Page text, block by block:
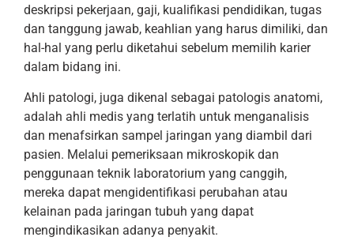
deskripsi pekerjaan, gaji, kualifikasi pendidikan, tugas
dan tanggung jawab, keahlian yang harus dimiliki, dan
hal-hal yang perlu diketahui sebelum memilih karier
dalam bidang ini.
Ahli patologi, juga dikenal sebagai patologis anatomi,
adalah ahli medis yang terlatih untuk menganalisis
dan menafsirkan sampel jaringan yang diambil dari
pasien. Melalui pemeriksaan mikroskopik dan
penggunaan teknik laboratorium yang canggih,
mereka dapat mengidentifikasi perubahan atau
kelainan pada jaringan tubuh yang dapat
mengindikasikan adanya penyakit.